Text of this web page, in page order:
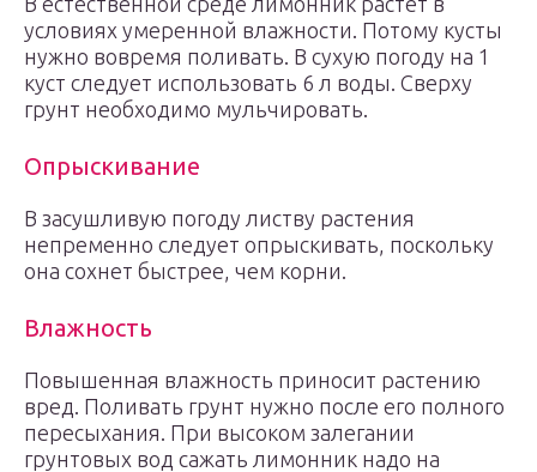
условиях умеренной влажности. Потому кусты
нужно вовремя поливать. В сухую погоду на 1
куст следует использовать 6 л воды. Сверху
грунт необходимо мульчировать.
Опрыскивание
В засушливую погоду листву растения
непременно следует опрыскивать, поскольку
она сохнет быстрее, чем корни.
Влажность
Повышенная влажность приносит растению
вред. Поливать грунт нужно после его полного
пересыхания. При высоком залегании
грунтовых вод сажать лимонник надо на